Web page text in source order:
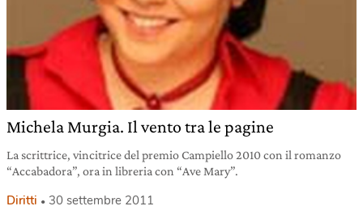
Michela Murgia. Il vento tra le pagine
La scrittrice, vincitrice del premio Campiello 2010 con il romanzo
“Accabadora”, ora in libreria con “Ave Mary”.
Diritti 30 settembre 2011